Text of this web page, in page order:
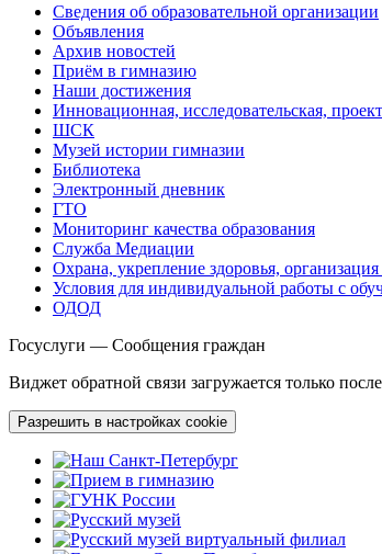
Сведения об образовательной организации
Объявления
Архив новостей
Приём в гимназию
Наши достижения
Инновационная, исследовательская,
ШСК
Музей истории гимназии
Библиотека
Электронный дневник
ГТО
Мониторинг качества образования
Служба Медиации
Охрана, укрепление здоровья,
Условия для индивидуальной работы с
ОДОД
Госуслуги — Сообщения граждан
Виджет обратной связи загружается только
Разрешить в настройках cookie